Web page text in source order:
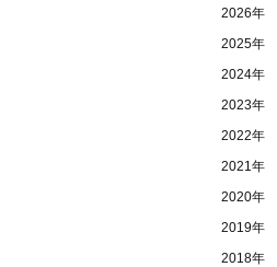
2026年
2025年
2024年
2023年
2022年
2021年
2020年
2019年
2018年